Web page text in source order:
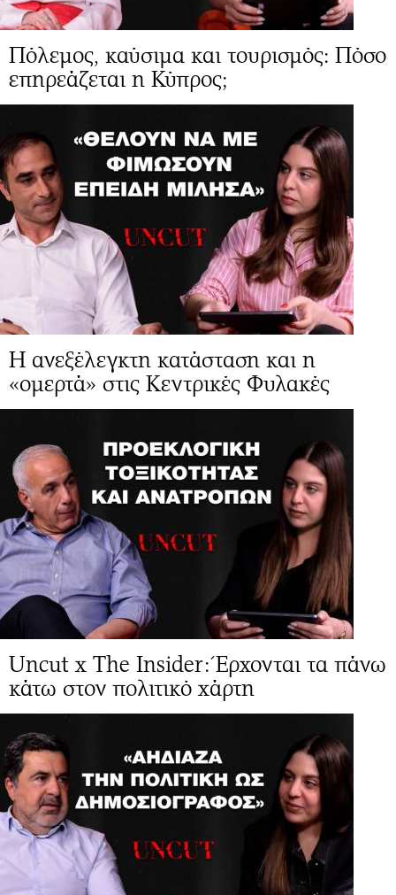
Πόλεμος, καύσιμα και τουρισμός: Πόσο
επηρεάζεται η Κύπρος;
Η ανεξέλεγκτη κατάσταση και η
«ομερτά» στις Κεντρικές Φυλακές
Uncut x The Insider: Έρχονται τα πάνω
κάτω στον πολιτικό χάρτη